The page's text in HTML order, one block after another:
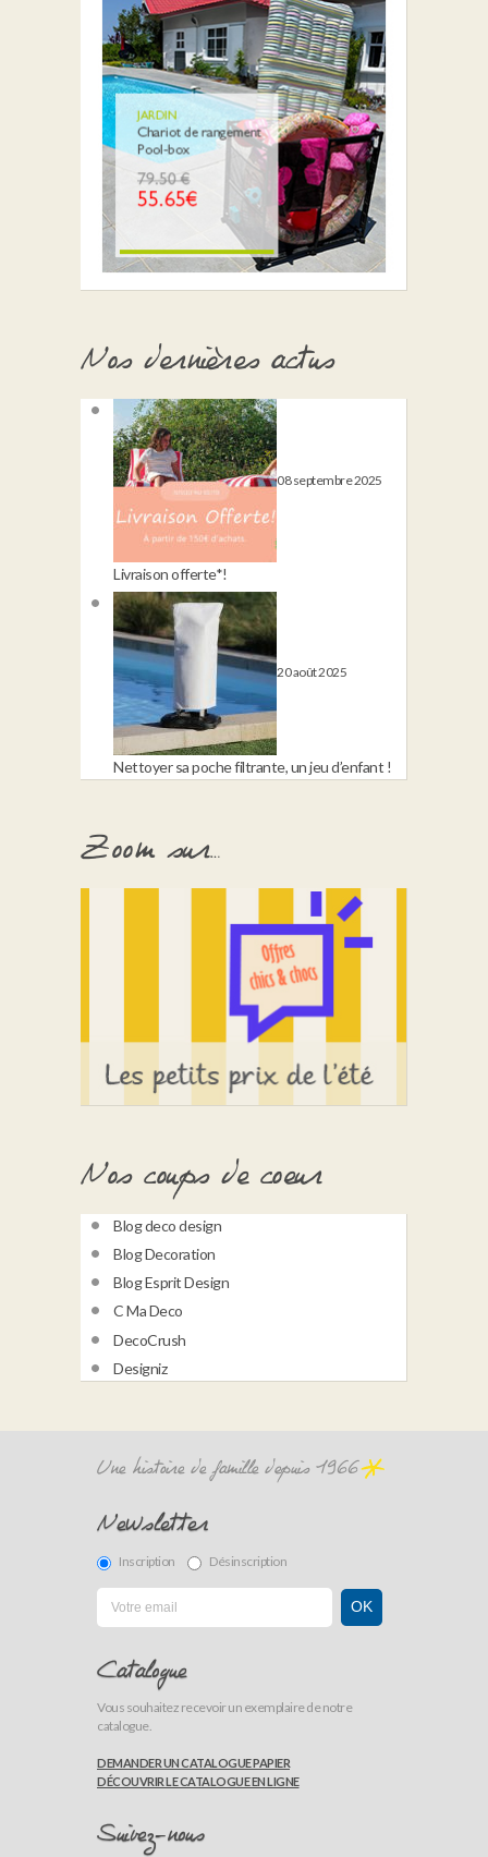
Nos dernières actus
08 septembre 2025
Livraison offerte*!
20 août 2025
Nettoyer sa poche filtrante, un jeu d’enfant !
Zoom sur…
Nos coups de coeur
Blog deco design
Blog Decoration
Blog Esprit Design
C Ma Deco
DecoCrush
Designiz
Une histoire de famille depuis 1966
Newsletter
Inscription Désinscription
Catalogue
Vous souhaitez recevoir un exemplaire de notre
catalogue.
DEMANDER UN CATALOGUE PAPIER
DÉCOUVRIR LE CATALOGUE EN LIGNE
Suivez-nous